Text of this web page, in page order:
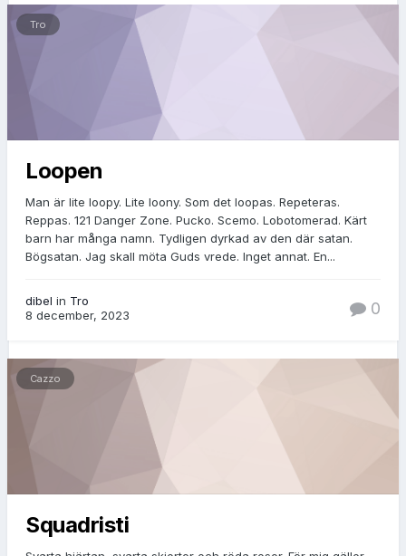
Tro
Loopen
Man är lite loopy. Lite loony. Som det loopas. Repeteras.
Reppas. 121 Danger Zone. Pucko. Scemo. Lobotomerad. Kärt
barn har många namn. Tydligen dyrkad av den där satan.
Bögsatan. Jag skall möta Guds vrede. Inget annat. En...
dibel in Tro
8 december, 2023
0
Cazzo
Squadristi